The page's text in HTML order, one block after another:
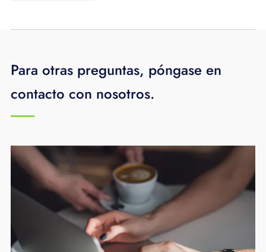
Para otras preguntas, póngase en
contacto con nosotros.